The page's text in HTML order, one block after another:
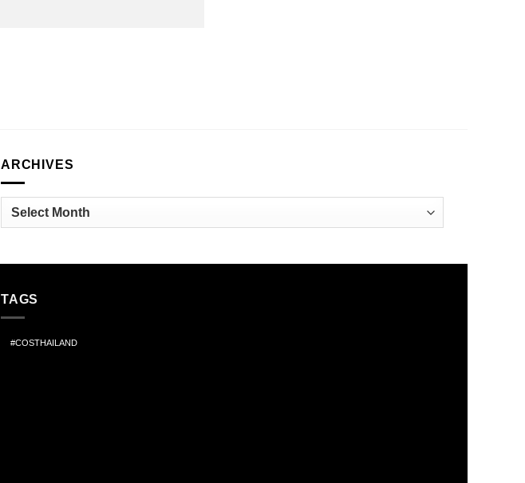
ARCHIVES
Archives
TAGS
#COSTHAILAND